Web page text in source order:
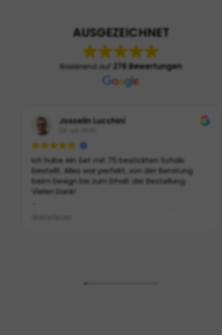
AUSGEZEICHNET
Basierend auf 276 Bewertungen
Josselin Lucchini
Ich habe ein Set mit 75 bestickten Schals
bestellt. Alles war perfekt, von der Beratung
beim Design bis zum Erhalt der Bestellung.
Vielen Dank!